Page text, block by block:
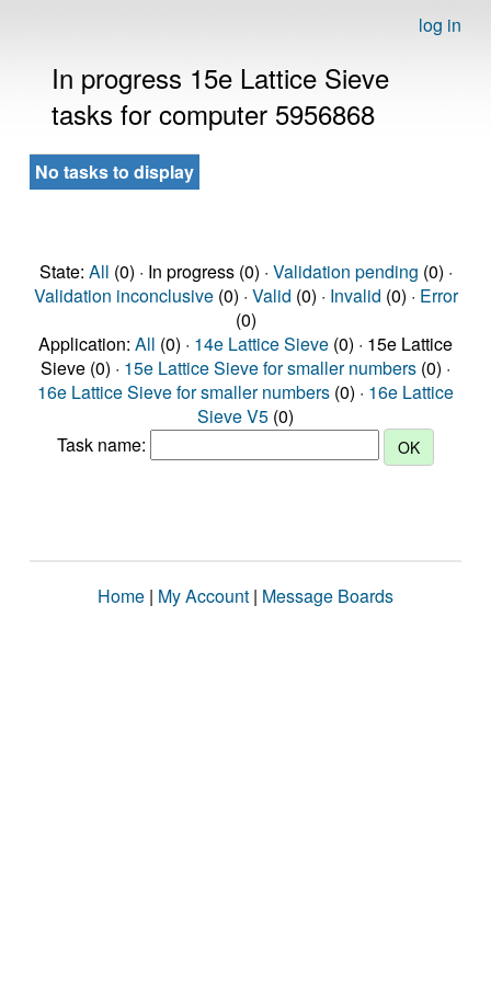
log in
In progress 15e Lattice Sieve
tasks for computer 5956868
No tasks to display
State: All (0) · In progress (0) · Validation pending (0) ·
Validation inconclusive(0) · Valid (0) · Invalid (0) · Error
(0)
Application: All (0) · 14e Lattice Sieve (0) · 15e Lattice
Sieve (0) · 15e Lattice Sieve for smaller numbers (0) ·
16e Lattice Sieve for smaller numbers (0) · 16e Lattice
Sieve V5 (0)
Task name:
Home | My Account | Message Boards